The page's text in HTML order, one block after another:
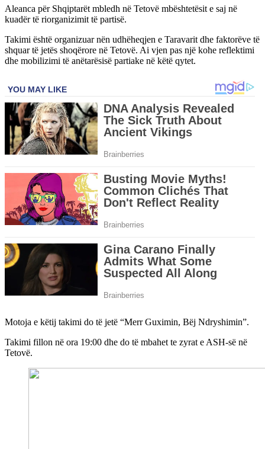
Aleanca për Shqiptarët mbledh në Tetovë mbështetësit e saj në
kuadër të riorganizimit të partisë.
Takimi është organizuar nën udhëheqjen e Taravarit dhe faktorëve të
shquar të jetës shoqërore në Tetovë. Ai vjen pas një kohe reflektimi
dhe mobilizimi të anëtarësisë partiake në këtë qytet.
Motoja e këtij takimi do të jetë “Merr Guximin, Bëj Ndryshimin”.
Takimi fillon në ora 19:00 dhe do të mbahet te zyrat e ASH-së në
Tetovë.